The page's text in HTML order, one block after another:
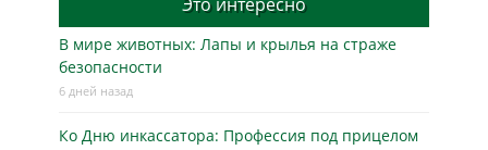
В мире животных: Лапы и крылья на страже
безопасности
6 дней назад
Ко Дню инкассатора: Профессия под прицелом